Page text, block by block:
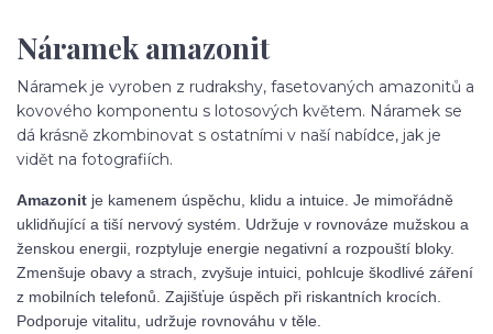
Náramek amazonit
Náramek je vyroben z rudrakshy, fasetovaných amazonitů a
kovového komponentu s lotosových květem. Náramek se
dá krásně zkombinovat s ostatními v naší nabídce, jak je
vidět na fotografiích.
Amazonit je kamenem úspěchu, klidu a intuice. Je mimořádně
uklidňující a tiší nervový systém. Udržuje v rovnováze mužskou a
ženskou energii, rozptyluje energie negativní a rozpouští bloky.
Zmenšuje obavy a strach, zvyšuje intuici, pohlcuje škodlivé záření
z mobilních telefonů. Zajišťuje úspěch při riskantních krocích.
Podporuje vitalitu, udržuje rovnováhu v těle.